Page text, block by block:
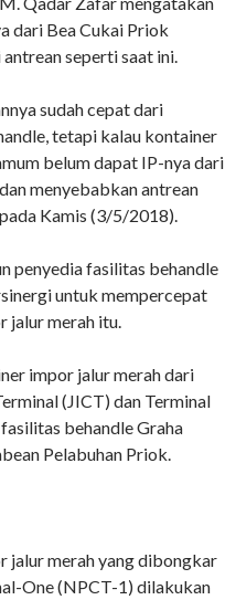
dari Bea Cukai Priok
seperti saat ini.
sudah cepat dari
tetapi kalau kontainer
belum dapat IP-nya dari
menyebabkan antrean
pada Kamis (3/5/2018).
penyedia fasilitas behandle
untuk mempercepat
jalur merah itu.
impor jalur merah dari
(JICT) dan Terminal
behandle Graha
Pelabuhan Priok.
jalur merah yang dibongkar
One (NPCT-1) dilakukan